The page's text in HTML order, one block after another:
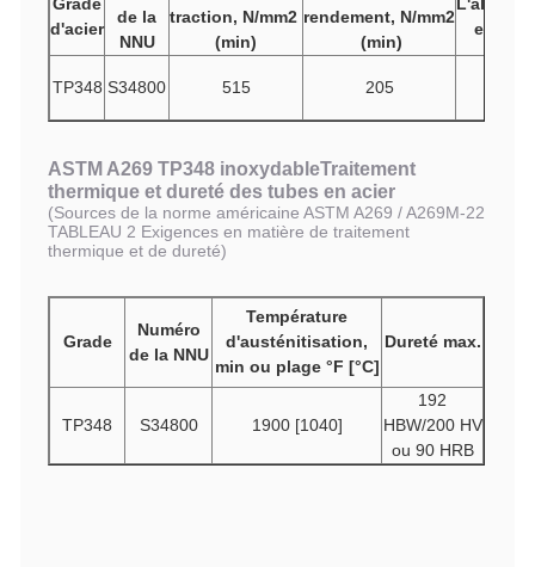
d'acier
de la
NNU
traction, N/mm2
(min)
rendement, N/mm2
(min)
en %
TP348 S34800 515 205
ASTM A269 TP348 inoxydableTraitement
thermique et dureté des tubes en acier
(Sources de la norme américaine ASTM A269 / A269M-22
TABLEAU 2 Exigences en matière de traitement
thermique et de dureté)
Grade
Numéro
de la NNU
Température
d'austénitisation,
min ou plage °F [°C]
Dureté max.
TP348 S34800 1900 [1040]
192
HBW/200 HV
ou 90 HRB